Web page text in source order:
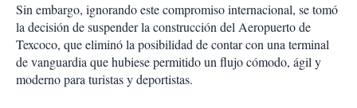
Sin embargo, ignorando este compromiso internacional, se tomó
la decisión de suspender la construcción del Aeropuerto de
Texcoco, que eliminó la posibilidad de contar con una terminal
de vanguardia que hubiese permitido un flujo cómodo, ágil y
moderno para turistas y deportistas.